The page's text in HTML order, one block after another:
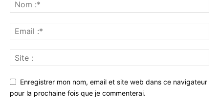
Enregistrer mon nom, email et site web dans ce navigateur
pour la prochaine fois que je commenterai.